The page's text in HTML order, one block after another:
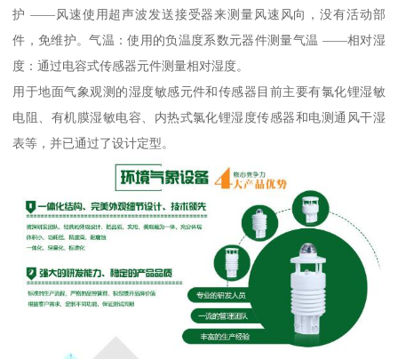
护 ——风速使用超声波发送接受器来测量风速风向，没有活动部
件，免维护。气温：使用的负温度系数元器件测量气温 ——相对湿
度：通过电容式传感器元件测量相对湿度。
用于地面气象观测的湿度敏感元件和传感器目前主要有氯化锂湿敏
电阻、有机膜湿敏电容、内热式氯化锂湿度传感器和电测通风干湿
表等，并已通过了设计定型。